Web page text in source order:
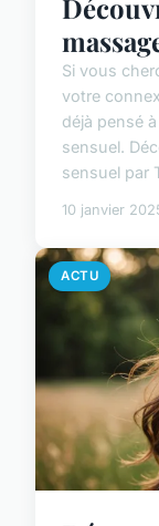
Si vous
votre
déjà pensé
sensuel.
sensuel par
10 janvier
ACTU